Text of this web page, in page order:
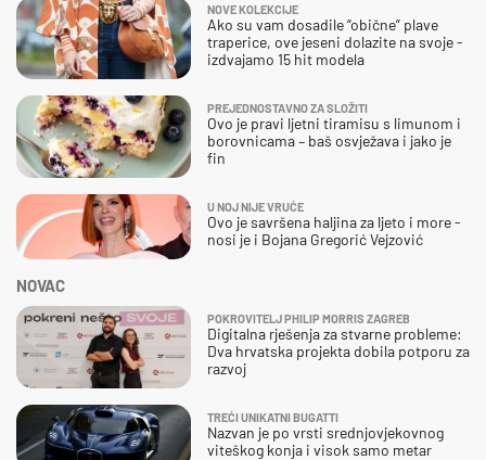
NOVAC
POKROVITELJ PHILIP MORRIS ZAGREB
Digitalna rješenja za stvarne probleme:
Dva hrvatska projekta dobila potporu za
razvoj
TREĆI UNIKATNI BUGATTI
Nazvan je po vrsti srednjovjekovnog
viteškog konja i visok samo metar
NOVE KOLEKCIJE
Ako su vam dosadile “obične” plave
traperice, ove jeseni dolazite na svoje -
izdvajamo 15 hit modela
PREJEDNOSTAVNO ZA SLOŽITI
Ovo je pravi ljetni tiramisu s limunom i
borovnicama – baš osvježava i jako je
fin
U NOJ NIJE VRUĆE
Ovo je savršena haljina za ljeto i more -
nosi je i Bojana Gregorić Vejzović